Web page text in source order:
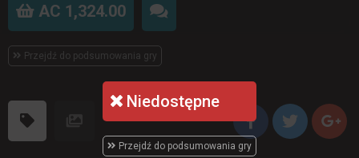
Niedostępne
Przejdź do podsumowania gry
AC 1,324.00
Przejdź do podsumowania gry